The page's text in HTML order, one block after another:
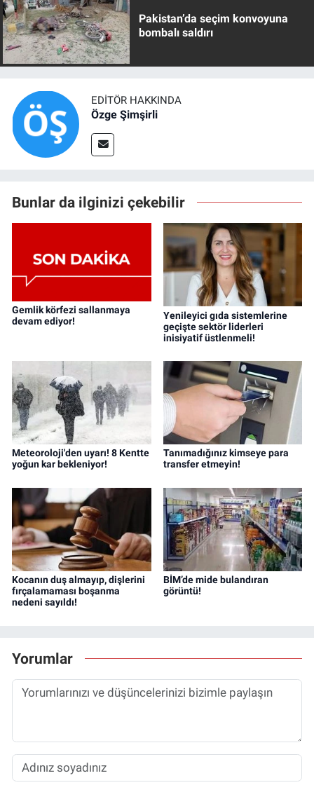
Pakistan’da seçim konvoyuna
bombalı saldırı
EDITÖR HAKKINDA
Özge Şimşirli
Bunlar da ilginizi çekebilir
Gemlik körfezi sallanmaya
devam ediyor!
Yenileyici gıda sistemlerine
geçişte sektör liderleri
inisiyatif üstlenmeli!
Meteoroloji'den uyarı! 8 Kentte
yoğun kar bekleniyor!
Tanımadığınız kimseye para
transfer etmeyin!
Kocanın duş almayıp, dişlerini
fırçalamaması boşanma
nedeni sayıldı!
BİM’de mide bulandıran
görüntü!
Yorumlar